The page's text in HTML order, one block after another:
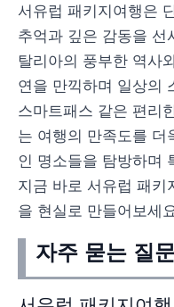
서유럽 패키지여행은
추억과 깊은 감동을 선
탈리아의 풍부한 역사
연을 만끽하며 일상의
스마트패스 같은 편리
는 여행의 만족도를 더
인 명소들을 탐방하며
지금 바로 서유럽 패키
을 현실로 만들어보세
자주 묻는 질